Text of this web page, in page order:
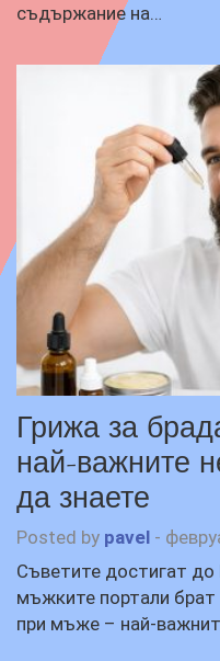
съдържание на…
Грижа за
най-важните
да знаете
Posted by pavel -
Съветите достигат до
мъжките портали
при мъже – най-